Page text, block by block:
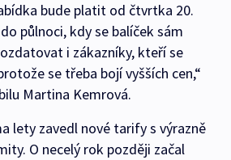
bude platit od čtvrtka 20.
půlnoci, kdy se balíček sám
i zákazníky, kteří se
se třeba bojí vyšších cen,“
Martina Kemrová.
lety zavedl nové tarify s výrazně
O necelý rok později začal